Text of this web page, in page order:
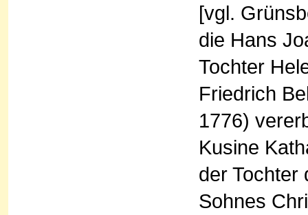
[vgl.
die Hans
Tochter
Friedrich
1776)
Kusine
der Tochter
Sohnes